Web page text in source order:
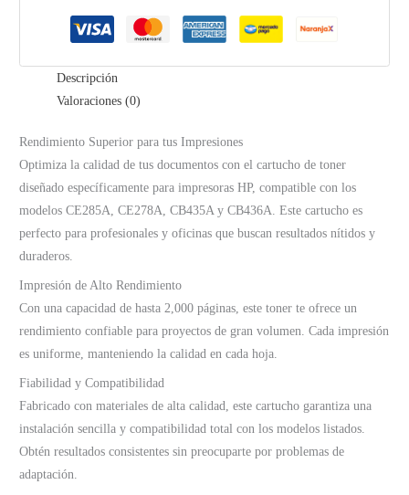
cantidadDescripción
Valoraciones (0)
Rendimiento Superior para tus Impresiones
Optimiza la calidad de tus documentos con el cartucho de toner
diseñado específicamente para impresoras HP, compatible con los
modelos CE285A, CE278A, CB435A y CB436A. Este cartucho es
perfecto para profesionales y oficinas que buscan resultados nítidos y
duraderos.
Impresión de Alto Rendimiento
Con una capacidad de hasta 2,000 páginas, este toner te ofrece un
rendimiento confiable para proyectos de gran volumen. Cada impresión
es uniforme, manteniendo la calidad en cada hoja.
Fiabilidad y Compatibilidad
Fabricado con materiales de alta calidad, este cartucho garantiza una
instalación sencilla y compatibilidad total con los modelos listados.
Obtén resultados consistentes sin preocuparte por problemas de
adaptación.